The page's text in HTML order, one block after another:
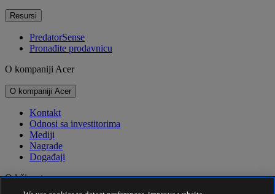
Resursi
PredatorSense
Pronađite prodavnicu
O kompaniji Acer
O kompaniji Acer
Kontakt
Odnosi sa investitorima
Mediji
Nagrade
Događaji
Održivost